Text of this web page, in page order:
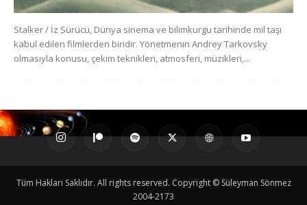
Stalker / İz Sürücü, Dünya sinema ve bilimkurgu tarihinde mil taşı
kabul edilen filmlerden biridir. Yönetmenin Andrey Tarkovsky
olmasıyla konusu, çekim teknikleri, atmosferi, müzikleri,...
Tüm Hakları Saklıdır. All rights reserved. Copyright © Süleyman Sönmez
2004-2173